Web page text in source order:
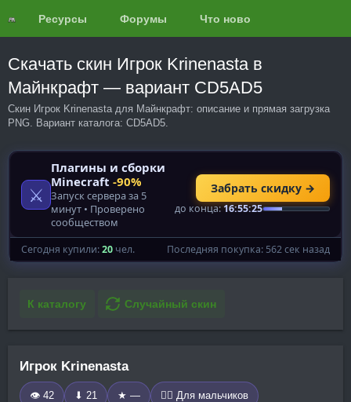
Ресурсы Форумы Что нового?
Скачать скин Игрок Krinenasta в
Майнкрафт — вариант CD5AD5
Скин Игрок Krinenasta для Майнкрафт: описание и прямая загрузка
PNG. Вариант каталога: CD5AD5.
К каталогу Случайный скин
Игрок Krinenasta
👁 42 ⬇ 21 ★ — 🧍‍♂️ Для мальчиков